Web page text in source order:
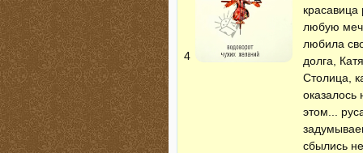
4
любую
любила
долга,
Столица,
оказалось
этом...
сбылись